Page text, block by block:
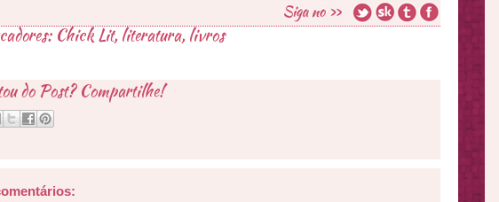
Chick Lit,literatura,livros
do Post? Compartilhe!